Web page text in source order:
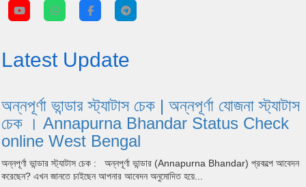
Latest Update
অন্নপূর্ণা ভান্ডার স্ট্যাটাস চেক | অন্নপূর্ণা যোজনা স্ট্যাটাস
চেক । Annapurna Bhandar Status Check
online West Bengal
অন্নপূর্ণা ভান্ডার স্ট্যাটাস চেক : অন্নপূর্ণা ভান্ডার (Annapurna Bhandar) প্রকল্পে আবেদন
করেছেন? এখন জানতে চাইছেন আপনার আবেদন অনুমোদিত হয়ে...